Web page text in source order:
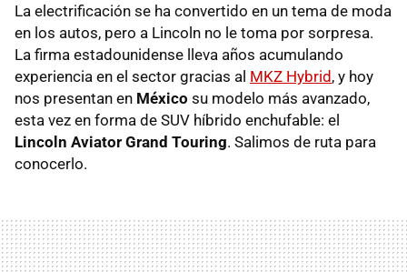
La electrificación se ha convertido en un tema de moda
en los autos, pero a Lincoln no le toma por sorpresa.
La firma estadounidense lleva años acumulando
experiencia en el sector gracias al MKZ Hybrid, y hoy
nos presentan en México su modelo más avanzado,
esta vez en forma de SUV híbrido enchufable: el
Lincoln Aviator Grand Touring. Salimos de ruta para
conocerlo.